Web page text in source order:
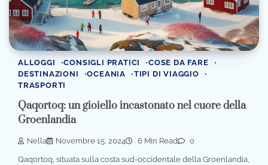
ALLOGGI CONSIGLI PRATICI
COSE DA FARE
DESTINAZIONI
OCEANIA
TIPI DI VIAGGIO
TRASPORTI
Qaqortoq: un gioiello incastonato nel cuore della
Groenlandia
Nella Novembre 15, 2024 6 Min Read 0
Qaqortoq, situata sulla costa sud-occidentale della Groenlandia,